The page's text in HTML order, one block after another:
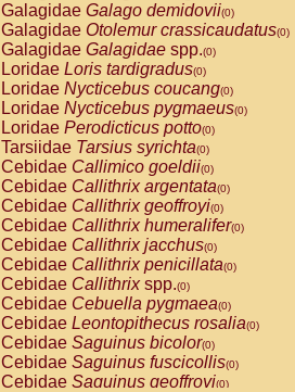
Galagidae Galago demidovii(0)
Galagidae Otolemur crassicaudatus(0)
Galagidae Galagidae spp.(0)
Loridae Loris tardigradus(0)
Loridae Nycticebus coucang(0)
Loridae Nycticebus pygmaeus(0)
Loridae Perodicticus potto(0)
Tarsiidae Tarsius syrichta(0)
Cebidae Callimico goeldii(0)
Cebidae Callithrix argentata(0)
Cebidae Callithrix geoffroyi(0)
Cebidae Callithrix humeralifer(0)
Cebidae Callithrix jacchus(0)
Cebidae Callithrix penicillata(0)
Cebidae Callithrixspp.(0)
Cebidae Cebuella pygmaea(0)
Cebidae Leontopithecus rosalia(0)
Cebidae Saguinus bicolor(0)
Cebidae Saguinus fuscicollis(0)
Cebidae Saguinus geoffroyi(0)